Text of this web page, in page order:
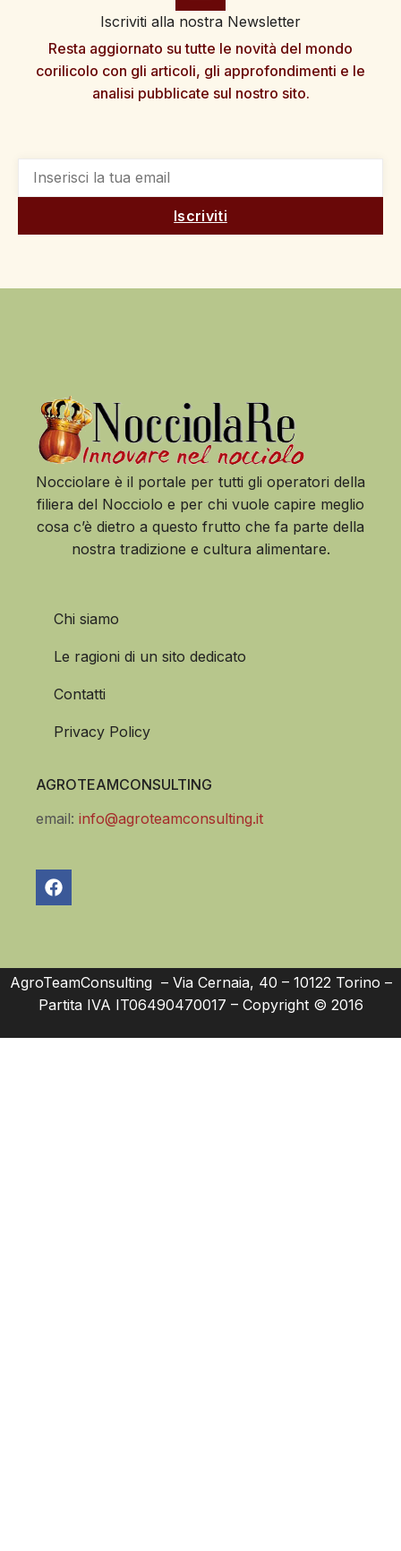
Iscriviti alla nostra Newsletter
Resta aggiornato su tutte le novità del mondo
corilicolo con gli articoli, gli approfondimenti e le
analisi pubblicate sul nostro sito.
Iscriviti
Nocciolare è il portale per tutti gli operatori della
filiera del Nocciolo e per chi vuole capire meglio
cosa c’è dietro a questo frutto che fa parte della
nostra tradizione e cultura alimentare.
Chi siamo
Le ragioni di un sito dedicato
Contatti
Privacy Policy
AGROTEAMCONSULTING
email: info@agroteamconsulting.it
AgroTeamConsulting – Via Cernaia, 40 – 10122 Torino –
Partita IVA IT06490470017 – Copyright © 2016